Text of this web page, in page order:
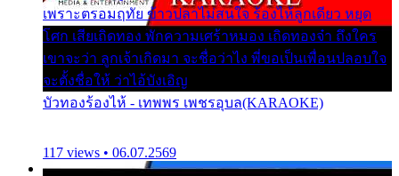
เพราะตรอมฤทัย ข้าวปลาไม่สนใจ ร้องไห้ลูกเดียว หยุด
โศก เสียเถิดทอง พักความเศร้าหมอง เถิดทองจ๋า ถึงใคร
เขาจะว่า ลูกเจ้าเกิดมา จะชื่อว่าไง พี่ขอเป็นเพื่อนปลอบใจ
จะตั้งชื่อให้ ว่าไอ้บังเอิญ
บัวทองร้องไห้ - เทพพร เพชรอุบล(KARAOKE)
117 views • 06.07.2569